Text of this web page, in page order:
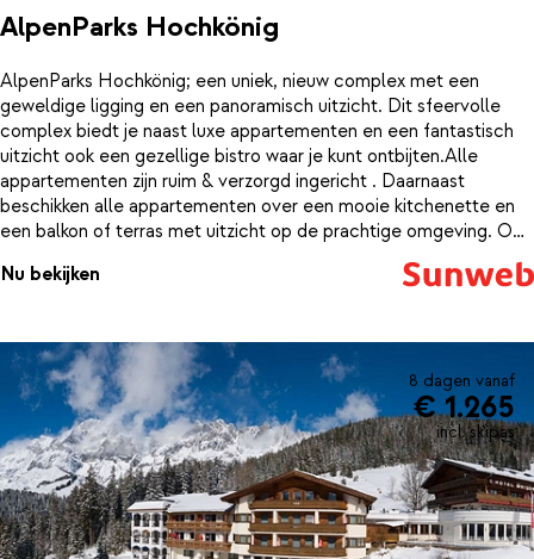
AlpenParks Hochkönig
AlpenParks Hochkönig; een uniek, nieuw complex met een
geweldige ligging en een panoramisch uitzicht. Dit sfeervolle
complex biedt je naast luxe appartementen en een fantastisch
uitzicht ook een gezellige bistro waar je kunt ontbijten.Alle
appartementen zijn ruim & verzorgd ingericht . Daarnaast
beschikken alle appartementen over een mooie kitchenette en
een balkon of terras met uitzicht op de prachtige omgeving. Op
slechts 50 meter afstand van AlpenParks Hotel & Apartment
vind je de piste. De Karbachalm skilift ligt op 1,2 kilometer van
Nu bekijken
8 dagen vanaf
€ 1.265
incl. skipas